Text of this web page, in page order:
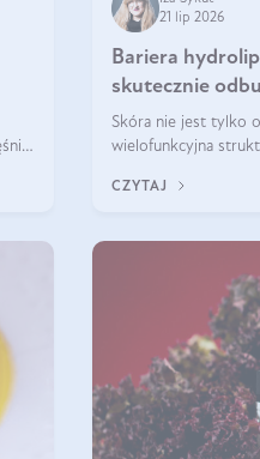
i
21 lip 2026
Bariera
skutecznie
Skóra nie jest tylko
wielofunkcyjna
środowiskowymi.
CZYTAJ